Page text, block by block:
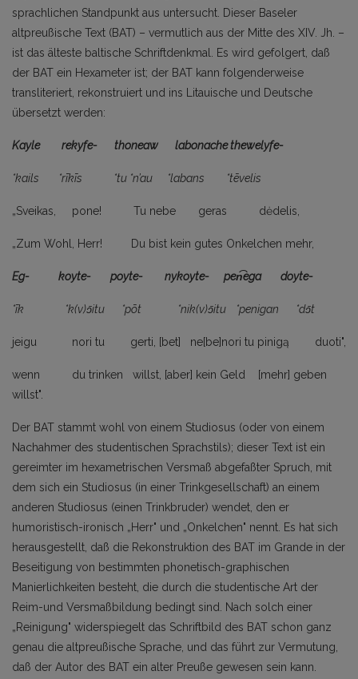
sprachlichen Standpunkt aus untersucht. Dieser Baseler
altpreußische Text (BAT) – vermutlich aus der Mitte des XIV. Jh. –
ist das älteste baltische Schriftdenkmal. Es wird gefolgert, daß
der BAT ein Hexameter ist; der BAT kann folgenderweise
transliteriert, rekonstruiert und ins Litauische und Deutsche
übersetzt werden:
Kayle rekyfe- thoneaw labonachethewelyfe-
*kails *rīkīs *tu *n’au *labans *tēvelis
„Sveikas, pone! Tu nebe geras dėdelis,
„Zum Wohl, Herr! Du bist kein gutes Onkelchen mehr,
Eg- koyte- poyte- nykoyte- pen͡ega doyte-
*īk *k(v)ɔ̄itu *pōt *nik(v)ɔ̄itu *penigan *dɔ̄t
jeigu nori tu gerti, [bet] ne[be]nori tu pinigą duoti",
wenn du trinken willst, [aber] kein Geld [mehr] geben
willst".
Der BAT stammt wohl von einem Studiosus (oder von einem
Nachahmer des studentischen Sprachstils); dieser Text ist ein
gereimter im hexametrischen Versmaß abgefaßter Spruch, mit
dem sich ein Studiosus (in einer Trinkgesellschaft) an einem
anderen Studiosus (einen Trinkbruder) wendet, den er
humoristisch-ironisch „Herr" und „Onkelchen" nennt. Es hat sich
herausgestellt, daß die Rekonstruktion des BAT im Grande in der
Beseitigung von bestimmten phonetisch-graphischen
Manierlichkeiten besteht, die durch die studentische Art der
Reim-und Versmaßbildung bedingt sind. Nach solch einer
„Reinigung" widerspiegelt das Schriftbild des BAT schon ganz
genau die altpreußische Sprache, und das führt zur Vermutung,
daß der Autor des BAT ein alter Preuße gewesen sein kann.